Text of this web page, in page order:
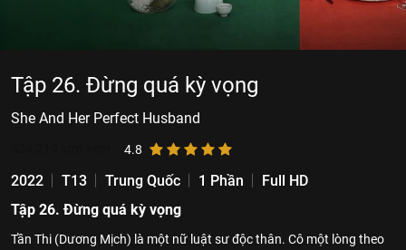
Tập 26. Đừng quá kỳ vọng
She And Her Perfect Husband
4.8
2022 T13 Trung Quốc 1 Phần
Full HD
Tập 26. Đừng quá kỳ vọng
Tần Thi (Dương Mịch) là một nữ luật sư độc thân. Cô một lòng theo